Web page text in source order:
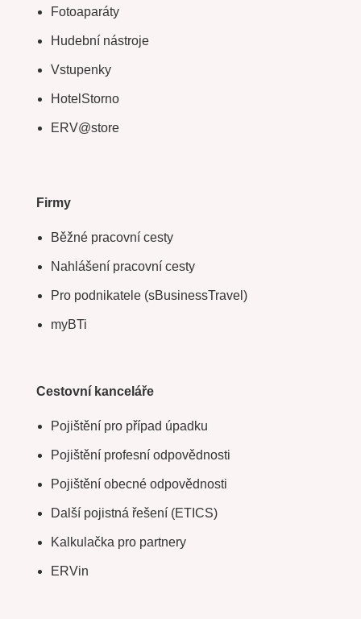
Fotoaparáty
Hudební nástroje
Vstupenky
HotelStorno
ERV@store
Firmy
Běžné pracovní cesty
Nahlášení pracovní cesty
Pro podnikatele (sBusinessTravel)
myBTi
Cestovní kanceláře
Pojištění pro případ úpadku
Pojištění profesní odpovědnosti
Pojištění obecné odpovědnosti
Další pojistná řešení (ETICS)
Kalkulačka pro partnery
ERVin